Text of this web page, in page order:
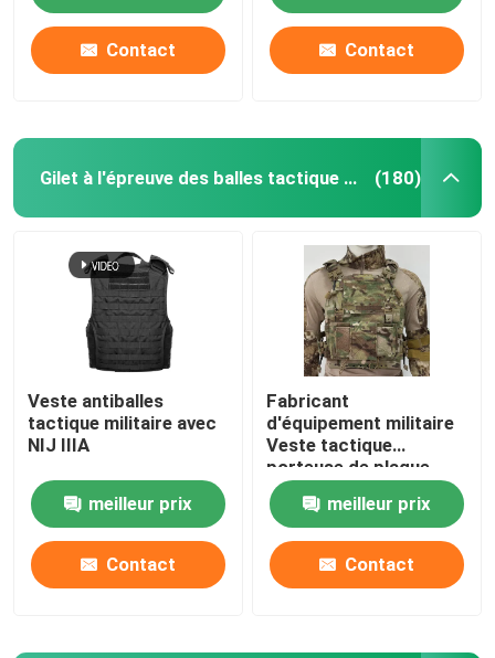
À la maison
Produits
Vidéos
À propos de nous
Contact Contact
Gilet à l'épreuve des balles tactique militaire (180)
Veste antiballes
tactique militaire avec
NIJ IIIA
meilleur prix
Contact
Fabricant
d'équipement militaire
Veste tactique
porteuse de plaque
anti-balles avec
normes militaires NIJ
IIIA
meilleur prix
Contact